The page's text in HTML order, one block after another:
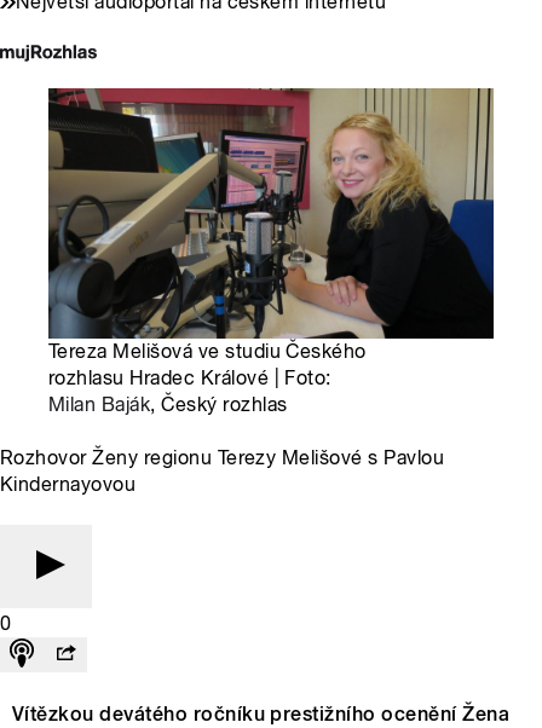
Tereza Melišová ve studiu Českého
rozhlasu Hradec Králové | Foto:
Milan Baják, Český rozhlas
Rozhovor Ženy regionu Terezy Melišové s Pavlou
Kindernayovou
0
Vítězkou devátého ročníku prestižního ocenění Žena